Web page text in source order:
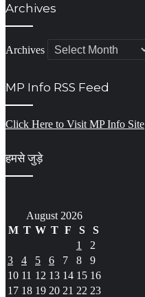
Archives
Archives
MP Info RSS Feed
Click Here to Visit MP Info Site
हमसे जुड़े
August 2026
M T W T F S
S
1
2
3
4 5 6 7 8
9
10 11 12 13 14 15 16
17 18 19 20 21 22 23